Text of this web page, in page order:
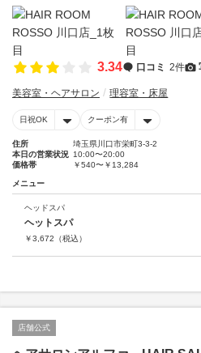
3.34 口コミ 2件
美容室・ヘアサロン 理容室・床屋
日祝OK クーポン有
住所
埼玉県川口市栄町3-3-2
本日の営業状況 10:00〜20:00
価格帯
￥540〜￥13,284
メニュー
ヘッドスパ
ヘットスパ
￥3,672 （税込）
店舗公式